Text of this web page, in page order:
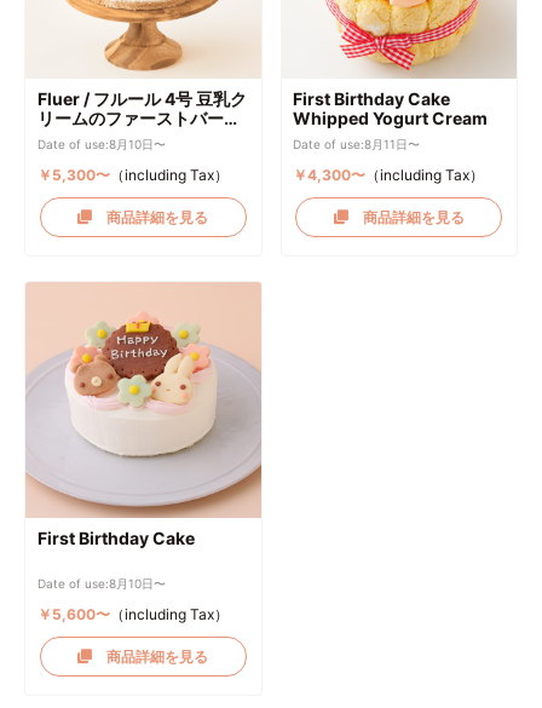
Fluer / フルール 4号 豆乳ク
リームのファーストバース
デーケーキ ケーキトッパー
Date of use:8月10日〜
￥5,300〜（including Tax）
商品詳細を見る
First Birthday Cake
Whipped Yogurt Cream
Date of use:8月11日〜
￥4,300〜 （including Tax）
商品詳細を見る
First Birthday Cake
Date of use:8月10日〜
￥5,600〜（including Tax）
商品詳細を見る